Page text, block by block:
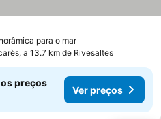
para o mar
a 13.7 km de Rivesaltes
preços
Ver preços